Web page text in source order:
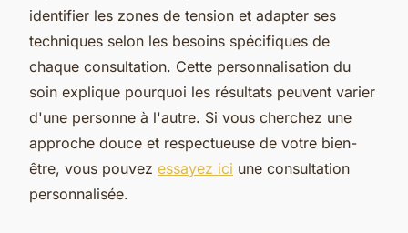
identifier les zones de tension et adapter ses
techniques selon les besoins spécifiques de
chaque consultation. Cette personnalisation du
soin explique pourquoi les résultats peuvent varier
d'une personne à l'autre. Si vous cherchez une
approche douce et respectueuse de votre bien-
être, vous pouvez essayez ici une consultation
personnalisée.